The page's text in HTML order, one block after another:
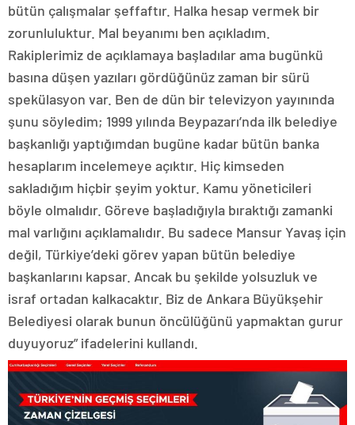
bütün çalışmalar şeffaftır. Halka hesap vermek bir
zorunluluktur. Mal beyanımı ben açıkladım.
Rakiplerimiz de açıklamaya başladılar ama bugünkü
basına düşen yazıları gördüğünüz zaman bir sürü
spekülasyon var. Ben de dün bir televizyon yayınında
şunu söyledim; 1999 yılında Beypazarı’nda ilk belediye
başkanlığı yaptığımdan bugüne kadar bütün banka
hesaplarım incelemeye açıktır. Hiç kimseden
sakladığım hiçbir şeyim yoktur. Kamu yöneticileri
böyle olmalıdır. Göreve başladığıyla bıraktığı zamanki
mal varlığını açıklamalıdır. Bu sadece Mansur Yavaş için
değil, Türkiye’deki görev yapan bütün belediye
başkanlarını kapsar. Ancak bu şekilde yolsuzluk ve
israf ortadan kalkacaktır. Biz de Ankara Büyükşehir
Belediyesi olarak bunun öncülüğünü yapmaktan gurur
duyuyoruz” ifadelerini kullandı.